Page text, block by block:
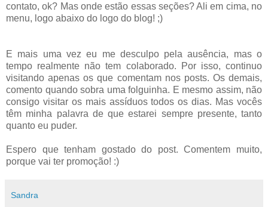
contato, ok? Mas onde estão essas seções? Ali em cima, no
menu, logo abaixo do logo do blog! ;)
E mais uma vez eu me desculpo pela ausência, mas o
tempo realmente não tem colaborado. Por isso, continuo
visitando apenas os que comentam nos posts. Os demais,
comento quando sobra uma folguinha. E mesmo assim, não
consigo visitar os mais assíduos todos os dias. Mas vocês
têm minha palavra de que estarei sempre presente, tanto
quanto eu puder.
Espero que tenham gostado do post. Comentem muito,
porque vai ter promoção! :)
Sandra